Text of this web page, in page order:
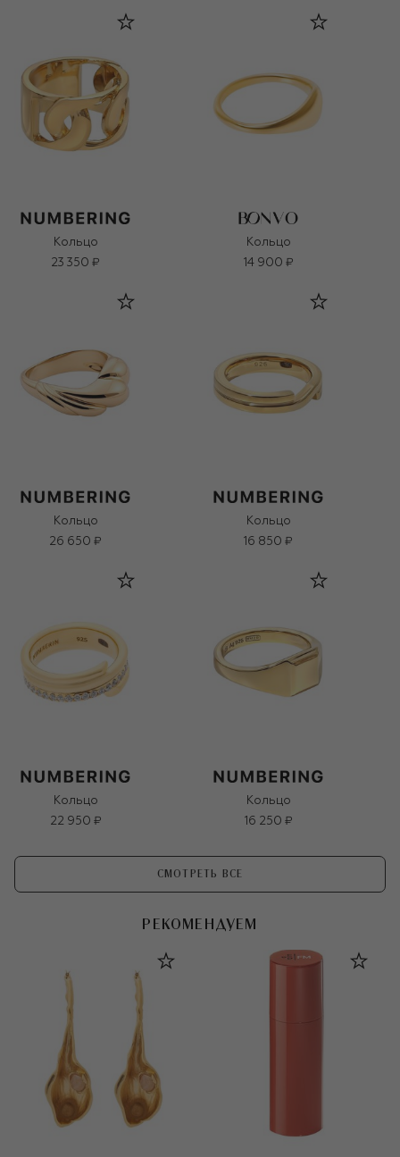
Кольцо
23 350 ₽
Кольцо
14 900 ₽
Кольцо
26 650 ₽
Кольцо
16 850 ₽
Кольцо
22 950 ₽
Кольцо
16 250 ₽
СМОТРЕТЬ ВСЕ
РЕКОМЕНДУЕМ